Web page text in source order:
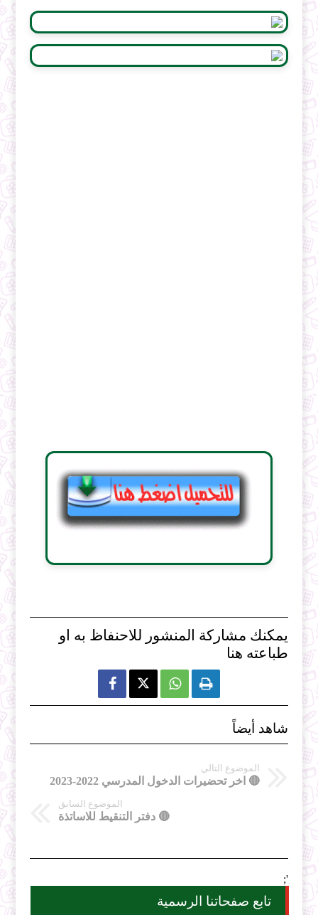
يمكنك مشاركة المنشور للاحنفاظ به او
طباعته هنا
  
شاهد أيضاً
الموضوع التالي
🔴 اخر تحضيرات الدخول المدرسي 2022-2023
الموضوع السابق
🔴 دفتر التنقيط للاساتذة
';
تابع صفحاتنا الرسمية